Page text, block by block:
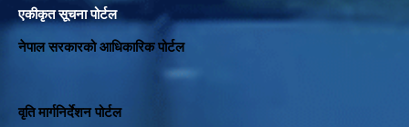
एकीकृत सूचना पोर्टल
नेपाल सरकारको आधिकारिक पोर्टल
वृति मार्गनिर्देशन पोर्टल